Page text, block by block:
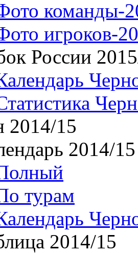
команды-
игроков-
России
2014/15
2014/15
турам
2014/15